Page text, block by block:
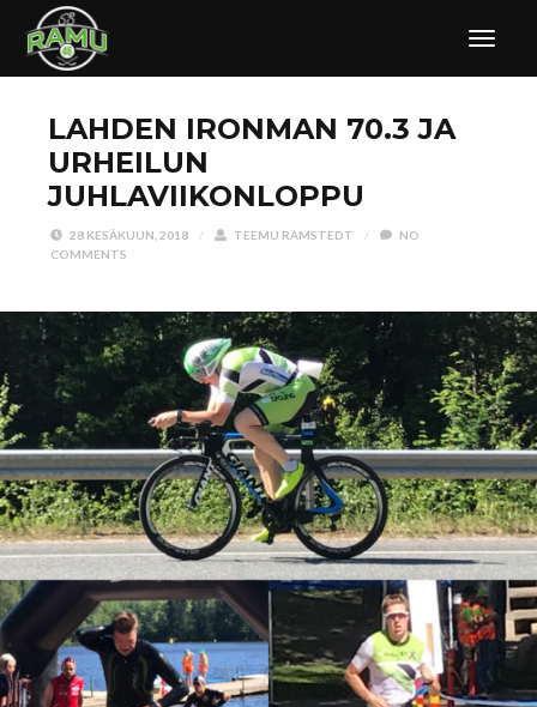
LAHDEN IRONMAN 70.3 JA
URHEILUN
JUHLAVIIKONLOPPU
28 KESÄKUUN, 2018 / TEEMU RAMSTEDT /
NO
COMMENTS